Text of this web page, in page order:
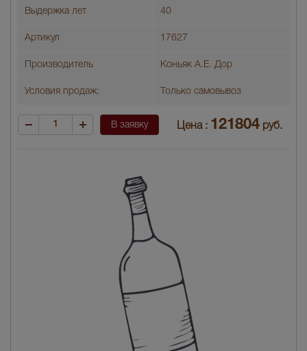
Выдержка лет 40
Артикул 17627
Производитель Коньяк А.Е. Дор
Условия продаж: Только самовывоз
В заявку Цена : 121804 руб.